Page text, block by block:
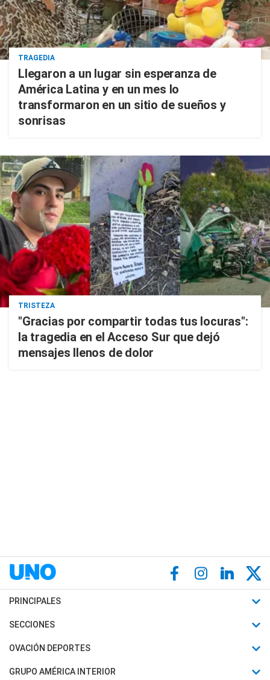
TRAGEDIA
Llegaron a un lugar sin esperanza de
América Latina y en un mes lo
transformaron en un sitio de sueños y
sonrisas
TRISTEZA
"Gracias por compartir todas tus locuras":
la tragedia en el Acceso Sur que dejó
mensajes llenos de dolor
PRINCIPALES
Últimas Noticias
Política
SECCIONES
Horóscopo
Motores
OVACIÓN DEPORTES
Fútbol
GRUPO AMÉRICA INTERIOR